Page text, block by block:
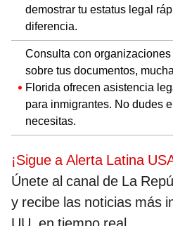
demostrar tu estatus legal
diferencia.
Consulta con
sobre tus documentos,
Florida ofrecen asistencia
para inmigrantes. No dudes
necesitas.
¡Sigue a Alerta Latina
Únete al canal de La
y recibe las noticias más